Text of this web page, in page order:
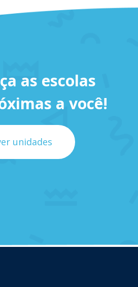
as escolas
a você!
unidades